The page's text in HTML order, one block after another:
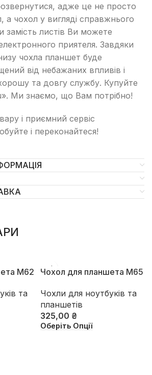
адже це не просто
а чохол у вигляді справжнього
замість листів Ви можете
приятеля. Завдяки
чохла планшет буде
від небажаних впливів і
та довгу службу. Купуйте
Ми знаємо, що Вам потрібно!
і приємний сервіс
і переконайтеся!
М62
та
Чохол для планшета М65
Чохли для ноутбуків та
планшетів
325,00 ₴
Оберіть Опції